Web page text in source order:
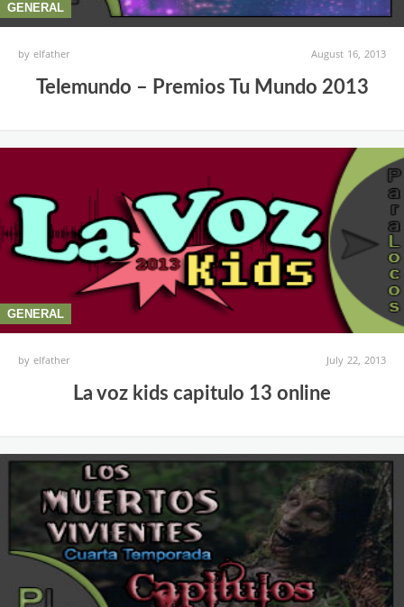
GENERAL
byelfather August 16, 2013
Telemundo – Premios Tu Mundo 2013
GENERAL
byelfather July 22, 2013
La voz kids capitulo 13 online